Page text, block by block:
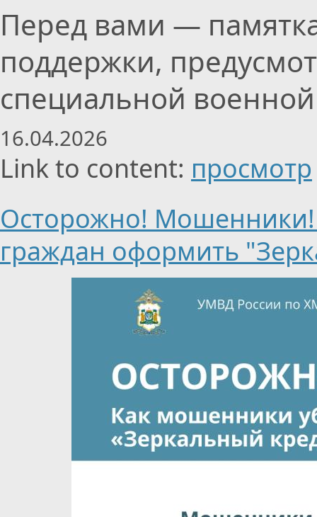
Перед вами —
поддержки,
специальной
16.04.2026
Link to content: просмотр
Осторожно!
граждан оформить